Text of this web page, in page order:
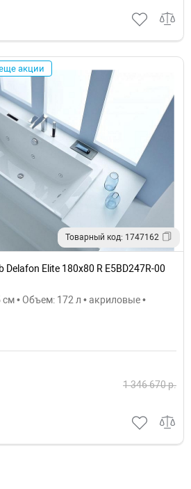
акции
Товарный код: 1747162
Elite 180x80 R E5BD247R-00
• Объем: 172 л • акриловые •
1 346 670 р.